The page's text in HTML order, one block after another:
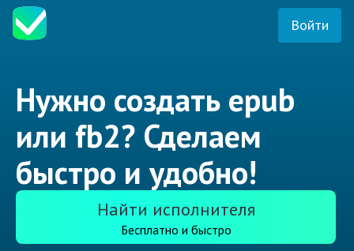
Войти
Нужно создать epub
или fb2? Сделаем
быстро и удобно!
Найти исполнителя
Бесплатно и быстро